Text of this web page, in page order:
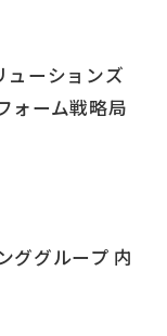
ューションズ
ォーム戦略局
グループ 内